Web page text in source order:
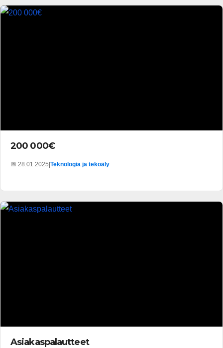
200 000€
📅 28.01.2025 Teknologia ja tekoäly
Asiakaspalautteet